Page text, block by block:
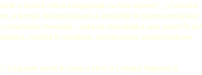
lectură critică neaşteptată, cu final violent […] Cuvintele
a funcţiei destabilizatoare a ilizibilităţii în poetica romanelor
inversată – cutia de rezonanţă a unei puneri în act
irupând în naraţiune, monstruoasă, destabilizatoare,
Cluj) este elevă în clasa a VII-a la Colegiul Naţional G.